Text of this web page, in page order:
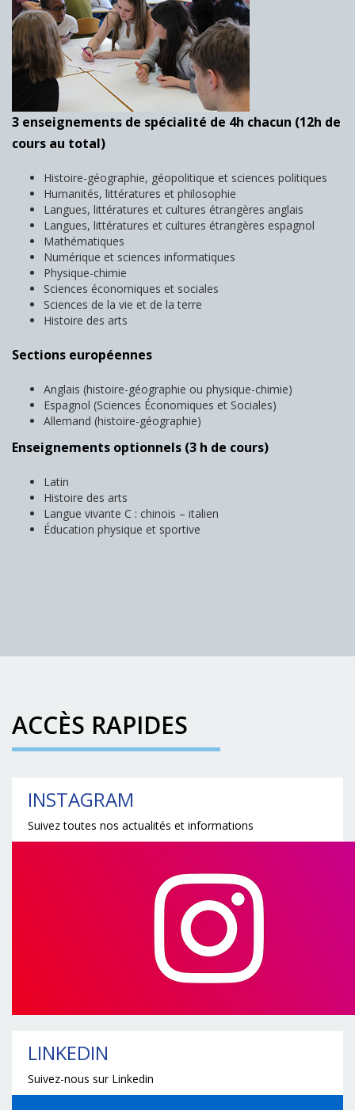
3 enseignements de spécialité de 4h chacun (12h de
cours au total)
Histoire-géographie, géopolitique et sciences politiques
Humanités, littératures et philosophie
Langues, littératures et cultures étrangères anglais
Langues, littératures et cultures étrangères espagnol
Mathématiques
Numérique et sciences informatiques
Physique-chimie
Sciences économiques et sociales
Sciences de la vie et de la terre
Histoire des arts
Sections européennes
Anglais (histoire-géographie ou physique-chimie)
Espagnol (Sciences Économiques et Sociales)
Allemand (histoire-géographie)
Enseignements optionnels (3 h de cours)
Latin
Histoire des arts
Langue vivante C : chinois – italien
Éducation physique et sportive
ACCÈS RAPIDES
INSTAGRAM
Suivez toutes nos actualités et informations
LINKEDIN
Suivez-nous sur Linkedin